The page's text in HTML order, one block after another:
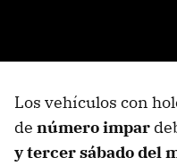
Los vehículos con
de número impar
y tercer sábado del